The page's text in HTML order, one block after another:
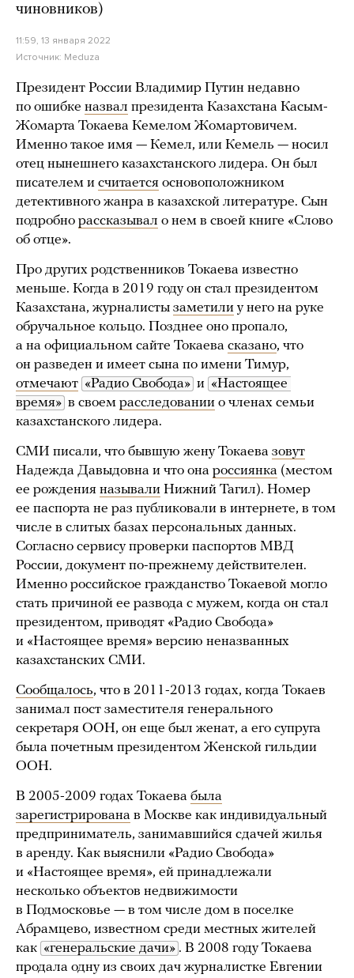
чиновников)
11:59, 13 января 2022
Источник: Meduza
Президент России Владимир Путин недавно
по ошибке назвал президента Казахстана Касым-
Жомарта Токаева Кемелом Жомартовичем.
Именно такое имя — Кемел, или Кемель — носил
отец нынешнего казахстанского лидера. Он был
писателем и считается основоположником
детективного жанра в казахской литературе. Сын
подробно рассказывал о нем в своей книге «Слово
об отце».
Про других родственников Токаева известно
меньше. Когда в 2019 году он стал президентом
Казахстана, журналисты заметили у него на руке
обручальное кольцо. Позднее оно пропало,
а на официальном сайте Токаева сказано, что
он разведен и имеет сына по имени Тимур,
отмечают «Радио Свобода» и «Настоящее
время» в своем расследовании о членах семьи
казахстанского лидера.
СМИ писали, что бывшую жену Токаева зовут
Надежда Давыдовна и что она россиянка (местом
ее рождения называли Нижний Тагил). Номер
ее паспорта не раз публиковали в интернете, в том
числе в слитых базах персональных данных.
Согласно сервису проверки паспортов МВД
России, документ по-прежнему действителен.
Именно российское гражданство Токаевой могло
стать причиной ее развода с мужем, когда он стал
президентом, приводят «Радио Свобода»
и «Настоящее время» версию неназванных
казахстанских СМИ.
Сообщалось, что в 2011-2013 годах, когда Токаев
занимал пост заместителя генерального
секретаря ООН, он еще был женат, а его супруга
была почетным президентом Женской гильдии
ООН.
В 2005-2009 годах Токаева была
зарегистрирована в Москве как индивидуальный
предприниматель, занимавшийся сдачей жилья
в аренду. Как выяснили «Радио Свобода»
и «Настоящее время», ей принадлежали
несколько объектов недвижимости
в Подмосковье — в том числе дом в поселке
Абрамцево, известном среди местных жителей
как «генеральские дачи» . В 2008 году Токаева
продала одну из своих дач журналистке Евгении